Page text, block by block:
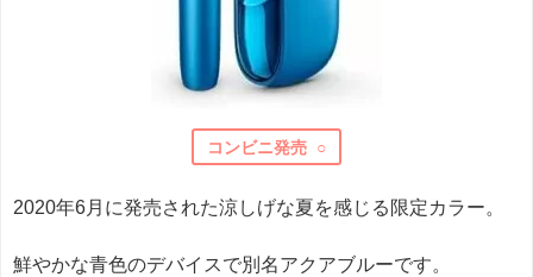
コンビニ発売 ○
2020年6月に発売された涼しげな夏を感じる限定カラー。
鮮やかな青色のデバイスで別名アクアブルーです。